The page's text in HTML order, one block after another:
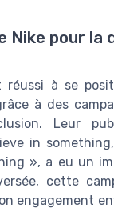
Nike pour la
réussi à se
à des
Leur
in
», a eu un
cette
engagement